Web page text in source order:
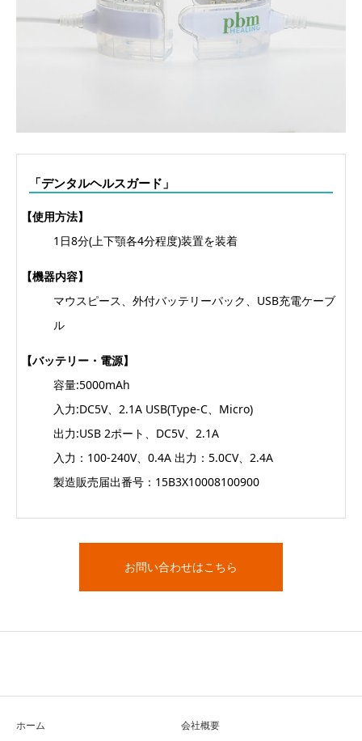
「デンタルヘルスガード」
【使用方法】
1日8分(上下顎各4分程度)装置を装着
【機器内容】
マウスピース、外付バッテリーパック、USB充電ケーブ
ル
【バッテリー・電源】
容量:5000mAh
入力:DC5V、2.1A USB(Type-C、Micro)
出力:USB 2ポート、DC5V、2.1A
入力：100-240V、0.4A 出力：5.0CV、2.4A
製造販売届出番号：15B3X10008100900
お問い合わせはこちら
ホーム 会社概要